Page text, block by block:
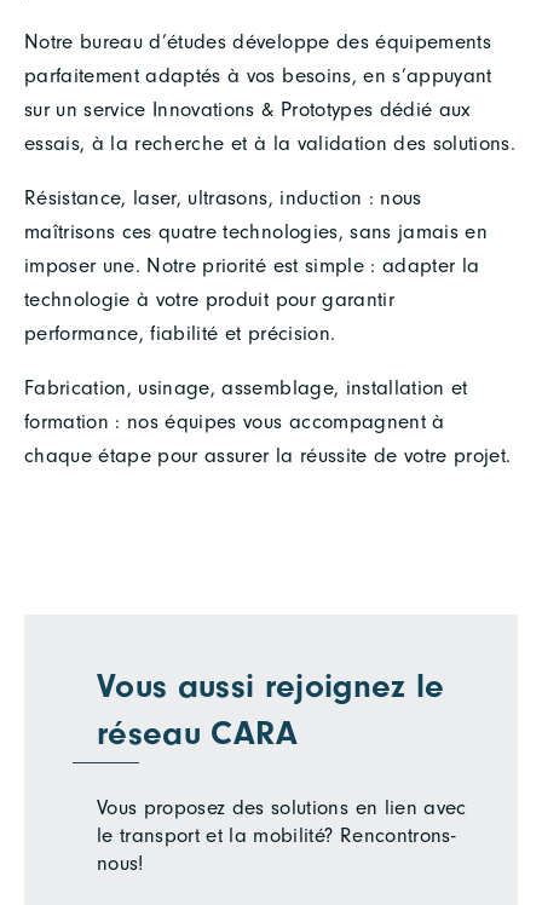
Notre bureau d’études développe des équipements
parfaitement adaptés à vos besoins, en s’appuyant
sur un service Innovations & Prototypes dédié aux
essais, à la recherche et à la validation des solutions.
Résistance, laser, ultrasons, induction : nous
maîtrisons ces quatre technologies, sans jamais en
imposer une. Notre priorité est simple : adapter la
technologie à votre produit pour garantir
performance, fiabilité et précision.
Fabrication, usinage, assemblage, installation et
formation : nos équipes vous accompagnent à
chaque étape pour assurer la réussite de votre projet.
Vous aussi rejoignez le
réseau CARA
Vous proposez des solutions en lien avec
le transport et la mobilité? Rencontrons-
nous!